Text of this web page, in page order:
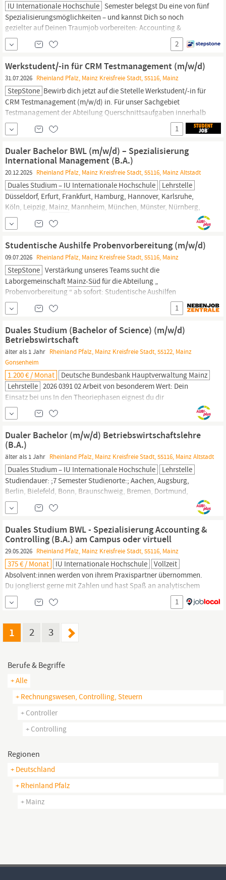
IU Internationale Hochschule Semester belegst Du eine von fünf
Spezialisierungsmöglichkeiten – und kannst Dich so noch
gezielter auf Deinen Traumjob vorbereiten: Accounting &
Controlling
Steuerberatung Sozialmanagement
Handelsmanagement Logistikmanagement Du kannst Dein
Studium ohne Numerus clausus oder Aufnahmeprüfung starten
Du absolvierst ein staatlich anerkanntes...
2
Werkstudent/-in für CRM Testmanagement (m/w/d)
31.07.2026 Rheinland Pfalz, Mainz Kreisfreie Stadt, 55116, Mainz
StepStone Bewirb dich jetzt auf die Stetelle Werkstudent/-in für
CRM Testmanagement (m/w/d) in. Für unser Sachgebiet
Testmanagement der Abteilung Querschnittsaufgaben innerhalb
der Hauptabteilung CRM der NOVA suchen wir Sie am Standort
Mainz,
Hannover oder Hamburg. Über uns Die
Berufsgenossenschaft Holz und Metall (BGHM) ist einer der
größten Träger der...
1
Dualer Bachelor BWL (m/w/d) – Spezialisierung
International Management (B.A.)
20.12.2025 Rheinland Pfalz, Mainz Kreisfreie Stadt, 55116, Mainz Altstadt
Duales Studium – IU Internationale Hochschule
Lehrstelle
Düsseldorf, Erfurt, Frankfurt, Hamburg, Hannover, Karlsruhe,
Köln, Leipzig, Mainz, Mannheim, München, Münster, Nürnberg,
Stuttgart, Virtueller Campus Praxispartner:; Im Dualen Studium
kombinierst Du Studium und Arbeit. Das Unternehmen für Deine
Vorstellungen und aus Deiner Region. Abschluss:;...
Studentische Aushilfe Probenvorbereitung (m/w/d)
09.07.2026 Rheinland Pfalz, Mainz Kreisfreie Stadt, 55116, Mainz
StepStone Verstärkung unseres Teams sucht die
Laborgemeinschaft Mainz-Süd für die Abteilung „
Probenvorbereitung “ ab sofort: Studentische Aushilfen
Probenvorbereitung (m/w/d) (Montag – Freitag an 3-5 Tagen im
Zeitraum von ca. 13:00 – 21:00 Uhr) Original Stellenanzeige auf
StepStone.de bit.ly/4w2X7RC STJB1 DE Finance, Accounting,
ControllingStunden: 32 - 40 Stunden
1
Duales Studium (Bachelor of Science) (m/w/d)
Betriebswirtschaft
älter als 1 Jahr Rheinland Pfalz, Mainz Kreisfreie Stadt, 55122, Mainz
Gonsenheim
1.200 € / Monat
Deutsche Bundesbank Hauptverwaltung Mainz
Lehrstelle 2026 0391 02 Arbeit von besonderem Wert: Dein
Einsatz bei uns In den Theoriephasen eignest du dir
umfangreiches betriebswirtschaftliches Fachwissen an. Dabei
erwarten dich die Themenschwerpunkte Bank- und
Finanzwirtschaft, Management oder
Praxisphasen lernst du, unterstützt von Tutorinnen und Tutoren,
die verschiedenen
Dualer Bachelor (m/w/d) Betriebswirtschaftslehre
(B.A.)
älter als 1 Jahr Rheinland Pfalz, Mainz Kreisfreie Stadt, 55116, Mainz Altstadt
Duales Studium – IU Internationale Hochschule
Lehrstelle
Studiendauer: ;7 Semester Studienorte:; Aachen, Augsburg,
Berlin, Bielefeld, Bonn, Braunschweig, Bremen, Dortmund,
Dresden, Duisburg, Düsseldorf, Erfurt, Frankfurt, Hamburg,
Hannover, Karlsruhe, Köln, Leipzig,
Mannheim, München,
Spezialisierungen:; Accounting &Controlling,...
Duales Studium BWL - Spezialisierung Accounting &
Controlling (B.A.) am Campus oder virtuell
29.05.2026 Rheinland Pfalz, Mainz Kreisfreie Stadt, 55116, Mainz
375 € / Monat IU Internationale Hochschule
Vollzeit
Absolvent:innen werden von ihrem Praxispartner übernommen.
Du jonglierst gerne mit Zahlen und hast Spaß an analytischem
und strategischem Denken? Willkommen im Dualen Studium BWL
Spezialisierung Accounting &
Das Studium vermittelt
und Geschäftszahlen und macht Dich zum...
1
1 2 3
Berufe & Begriffe
+ Alle
+ Rechnungswesen, Controlling, Steuern
+ Controller
+ Controlling
Regionen
+ Deutschland
+ Rheinland Pfalz
+ Mainz